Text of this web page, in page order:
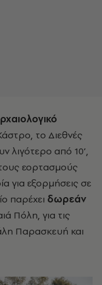
το Διεθνές
λιγότερο από 10’,
εορτασμούς
για εξορμήσεις σε
παρέχει δωρεάν
Πόλη, για τις
Παρασκευή και